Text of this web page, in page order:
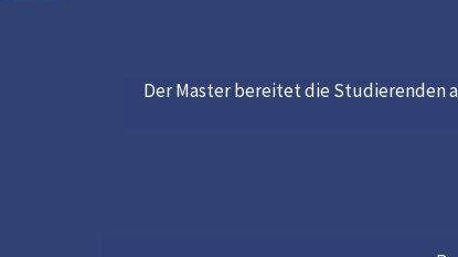
Der Master bereitet die Studierenden